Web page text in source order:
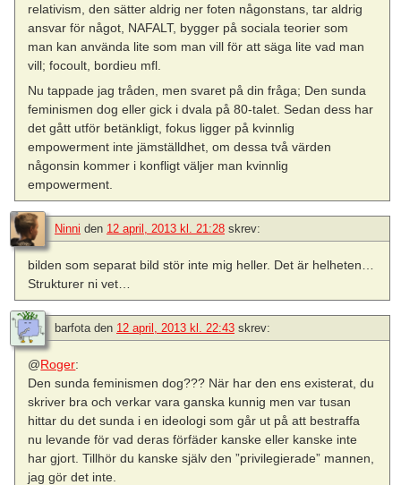
relativism, den sätter aldrig ner foten någonstans, tar aldrig
ansvar för något, NAFALT, bygger på sociala teorier som
man kan använda lite som man vill för att säga lite vad man
vill; focoult, bordieu mfl.
Nu tappade jag tråden, men svaret på din fråga; Den sunda
feminismen dog eller gick i dvala på 80-talet. Sedan dess har
det gått utför betänkligt, fokus ligger på kvinnlig
empowerment inte jämställdhet, om dessa två värden
någonsin kommer i konfligt väljer man kvinnlig
empowerment.
Ninni den 12 april, 2013 kl. 21:28 skrev:
bilden som separat bild stör inte mig heller. Det är helheten…
Strukturer ni vet…
barfota den 12 april, 2013 kl. 22:43 skrev:
@Roger:
Den sunda feminismen dog??? När har den ens existerat, du
skriver bra och verkar vara ganska kunnig men var tusan
hittar du det sunda i en ideologi som går ut på att bestraffa
nu levande för vad deras förfäder kanske eller kanske inte
har gjort. Tillhör du kanske själv den ”privilegierade” mannen,
jag gör det inte.